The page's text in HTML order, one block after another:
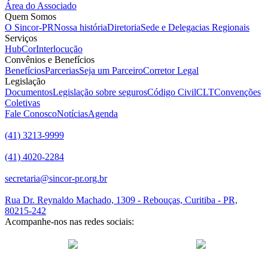
Área do Associado
Quem Somos
O Sincor-PRNossa históriaDiretoriaSede e Delegacias Regionais
Serviços
HubCorInterlocução
Convênios e Benefícios
BenefíciosParceriasSeja um ParceiroCorretor Legal
Legislação
DocumentosLegislação sobre segurosCódigo CivilCLTConvenções
Coletivas
Fale ConoscoNotíciasAgenda
(41) 3213-9999
(41) 4020-2284
secretaria@sincor-pr.org.br
Rua Dr. Reynaldo Machado, 1309 - Rebouças, Curitiba - PR,
80215-242
Acompanhe-nos nas redes sociais: